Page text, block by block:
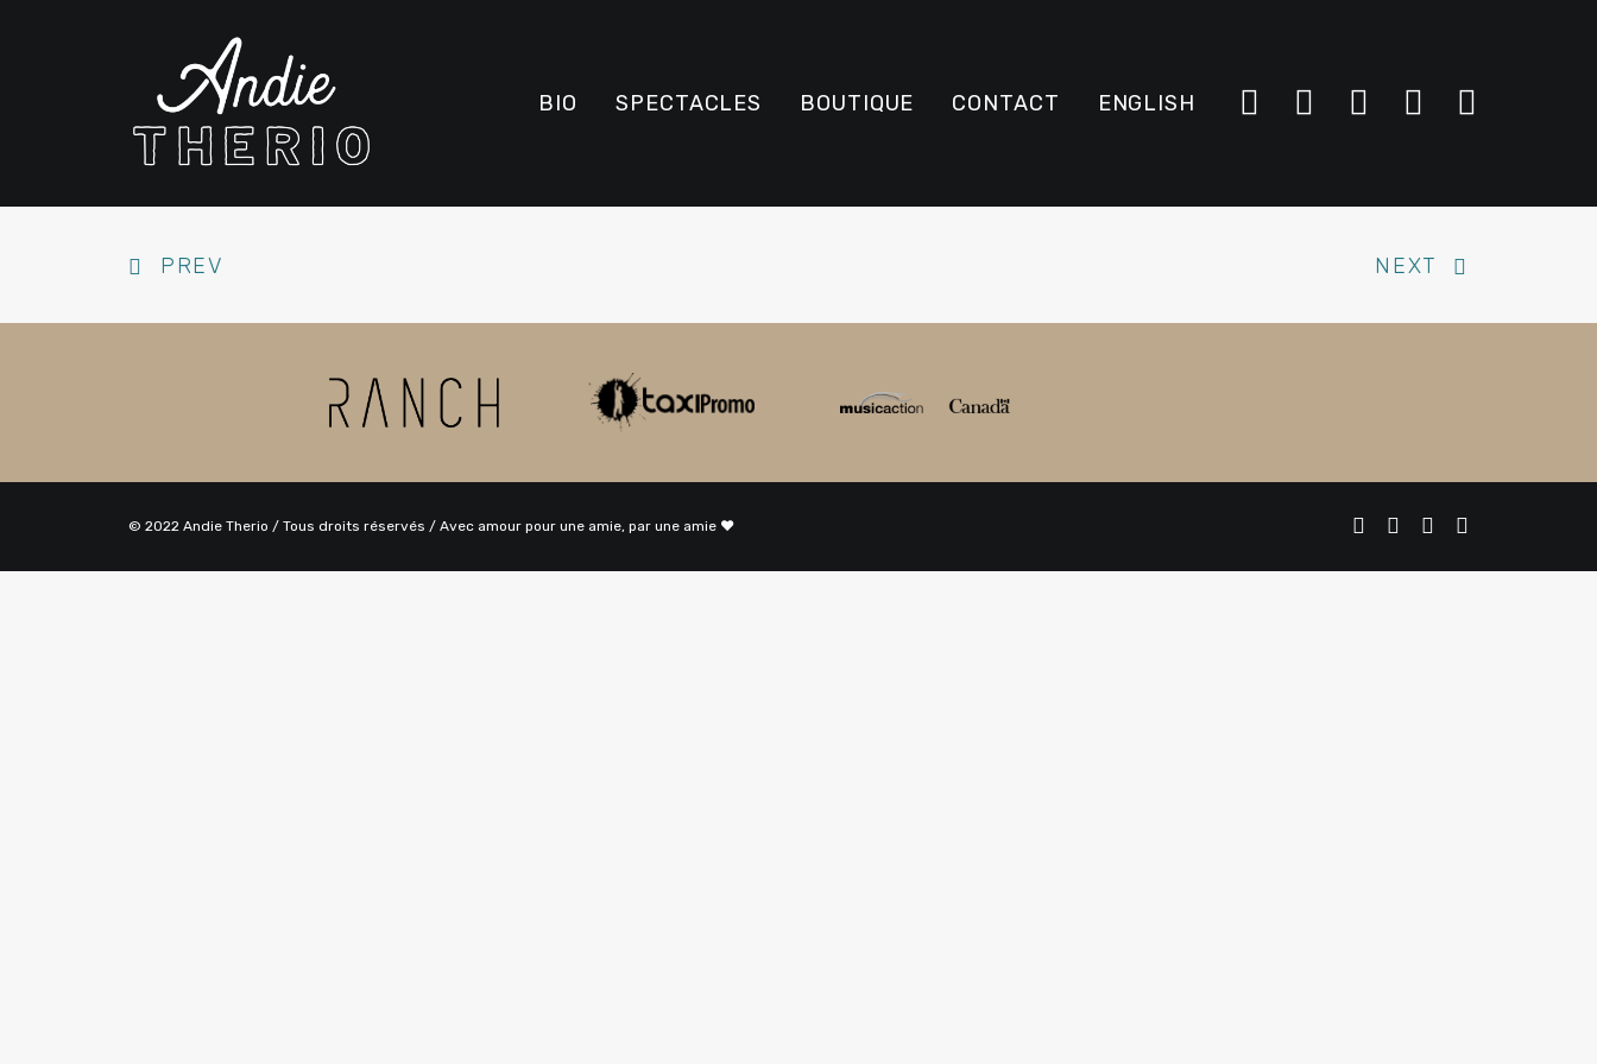
BIO SPECTACLES BOUTIQUE CONTACT ENGLISH
PREV NEXT
© 2022 Andie Therio / Tous droits réservés / Avec amour pour une amie, par une amie ♥